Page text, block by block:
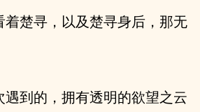
着楚寻，以及楚寻身后，那无
遇到的，拥有透明的欲望之云